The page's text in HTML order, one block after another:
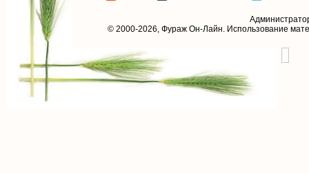
© 2000-2026, Фураж Он-Лайн. Использование